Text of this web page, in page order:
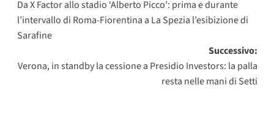
articolo
Da X Factor allo stadio ‘Alberto Picco’: prima e durante
l’intervallo di Roma-Fiorentina a La Spezia l’esibizione di
Sarafine
Successivo:
Verona, in standby la cessione a Presidio Investors: la palla
resta nelle mani di Setti